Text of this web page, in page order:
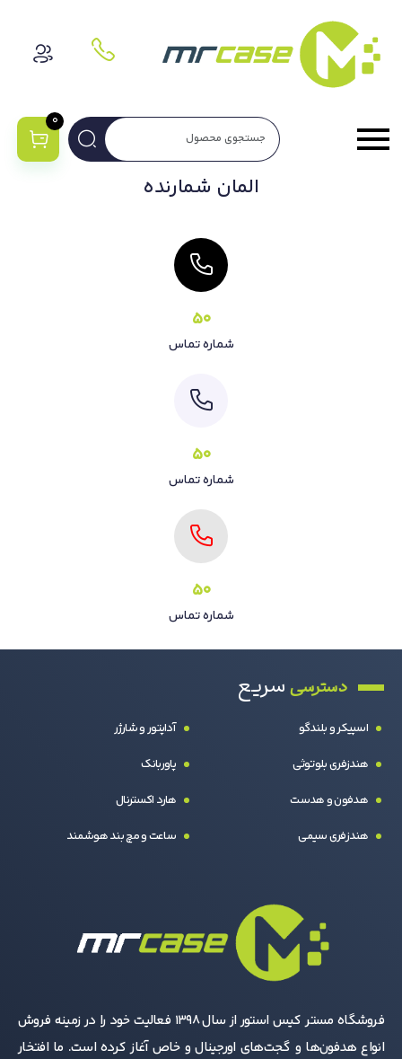
0
المان شمارنده
50
شماره تماس
50
شماره تماس
50
شماره تماس
دسترسیسریع
اسپیکر و بلندگو
هندزفری بلوتوثی
هدفون و هدست
هندزفری سیمی
آداپتور و شارژر
پاوربانک
هارد اکسترنال
ساعت و مچ بند هوشمند
فروشگاه مستر کیس استور از سال 1398 فعالیت خود را در زمینه فروش
انواع هدفون‌ها و گجت‌های اورجینال و خاص آغاز کرده است. ما افتخار